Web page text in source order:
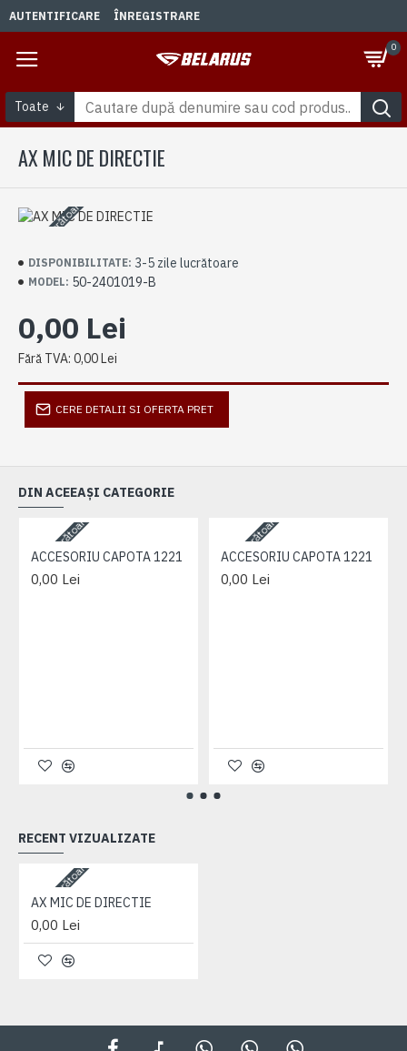
AUTENTIFICARE ÎNREGISTRARE
0
Toate
AX MIC DE DIRECTIE
3-5 zile lucrătoare
DISPONIBILITATE: 3-5 zile lucrătoare
MODEL: 50-2401019-B
0,00 Lei
Fără TVA: 0,00 Lei
CERE DETALII SI OFERTA PRET
DIN ACEEAȘI CATEGORIE
3-5 zile lucrătoare
ACCESORIU CAPOTA 1221
0,00 Lei 3-5 zile lucrătoare
ACCESORIU CAPOTA 1221
0,00 Lei
RECENT VIZUALIZATE
3-5 zile lucrătoare
AX MIC DE DIRECTIE
0,00 Lei